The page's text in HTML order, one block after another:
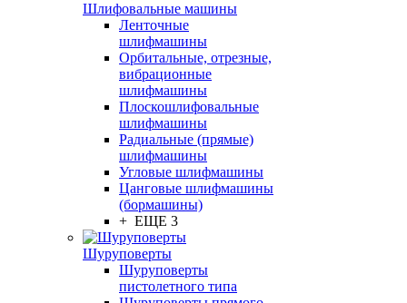
Шлифовальные машины
Ленточные
шлифмашины
Орбитальные, отрезные,
вибрационные
шлифмашины
Плоскошлифовальные
шлифмашины
Радиальные (прямые)
шлифмашины
Угловые шлифмашины
Цанговые шлифмашины
(бормашины)
+ ЕЩЕ 3
Шуруповерты
Шуруповерты
пистолетного типа